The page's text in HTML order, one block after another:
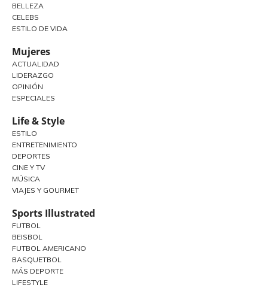
BELLEZA
CELEBS
ESTILO DE VIDA
Mujeres
ACTUALIDAD
LIDERAZGO
OPINIÓN
ESPECIALES
Life & Style
ESTILO
ENTRETENIMIENTO
DEPORTES
CINE Y TV
MÚSICA
VIAJES Y GOURMET
Sports Illustrated
FUTBOL
BEISBOL
FUTBOL AMERICANO
BASQUETBOL
MÁS DEPORTE
LIFESTYLE